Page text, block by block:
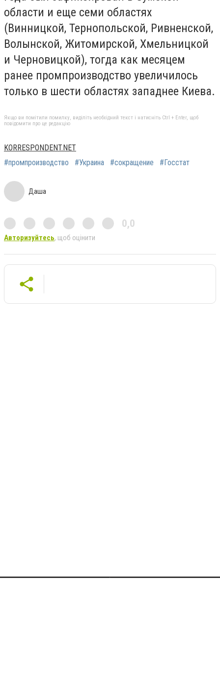
области и еще семи областях
(Винницкой, Тернопольской, Ривненской,
Волынской, Житомирской, Хмельницкой
и Черновицкой), тогда как месяцем
ранее промпроизводство увеличилось
только в шести областях западнее Киева.
Якщо ви помітили помилку, виділіть необхідний текст і натисніть Ctrl + Enter, щоб
повідомити про це редакцію
KORRESPONDENT.NET
#промпроизводство
#Украина #сокращение #Госстат
Даша
0,0
Авторизуйтесь, щоб оцінити